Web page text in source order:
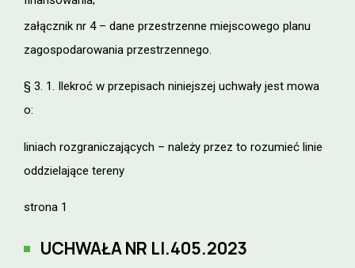
załącznik nr 4 – dane przestrzenne miejscowego planu
zagospodarowania przestrzennego.
§ 3. 1. Ilekroć w przepisach niniejszej uchwały jest mowa
o:
liniach rozgraniczających – należy przez to rozumieć linie
oddzielające tereny
strona 1
UCHWAŁA NR LI.405.2023